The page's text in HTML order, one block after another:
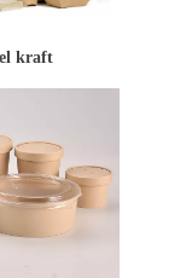
kraft